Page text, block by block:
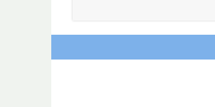
左手边有定制的白色鞋柜